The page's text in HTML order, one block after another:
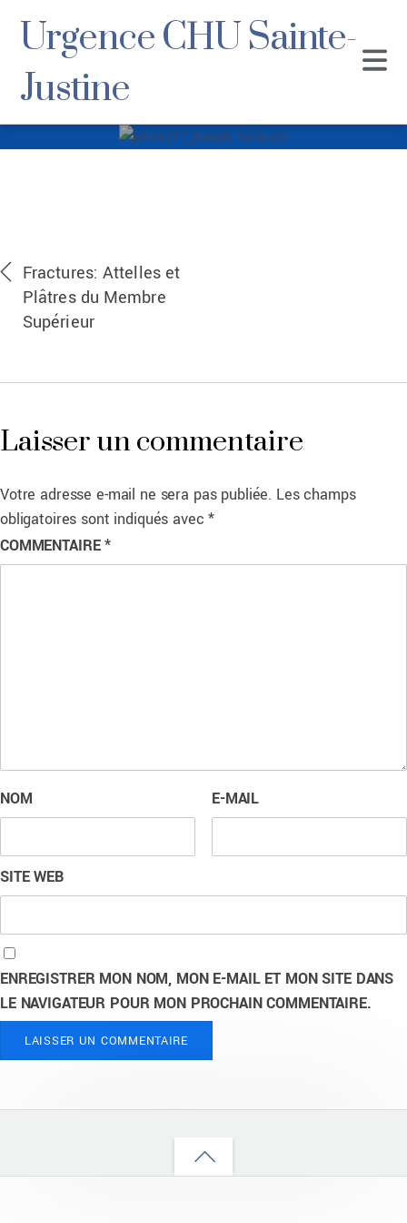
Urgence CHU Sainte-
Justine
Fractures: Attelles et
Plâtres du Membre
Supérieur
Laisser un commentaire
Votre adresse e-mail ne sera pas publiée. Les champs
obligatoires sont indiqués avec*
COMMENTAIRE*
NOM E-MAIL
SITE WEB
ENREGISTRER MON NOM, MON E-MAIL ET MON SITE DANS
LE NAVIGATEUR POUR MON PROCHAIN COMMENTAIRE.
Back